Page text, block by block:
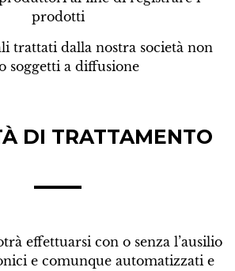
prodotti
trattati dalla nostra società non
soggetti a diffusione
DI TRATTAMENTO
effettuarsi con o senza l’ausilio
e comunque automatizzati e